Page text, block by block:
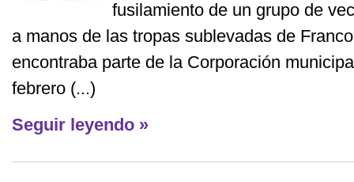
fusilamiento de un grupo de
a manos de las tropas sublevadas de
encontraba parte de la Corporación
febrero (...)
Seguir leyendo »